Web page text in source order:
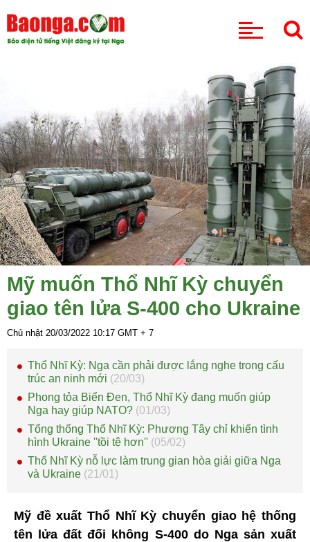
Mỹ muốn Thổ Nhĩ Kỳ chuyển
giao tên lửa S-400 cho Ukraine
Chủ nhật 20/03/2022 10:17 GMT + 7
Thổ Nhĩ Kỳ: Nga cần phải được lắng nghe trong cấu
trúc an ninh mới (20/03)
Phong tỏa Biển Đen, Thổ Nhĩ Kỳ đang muốn giúp
Nga hay giúp NATO? (01/03)
Tổng thống Thổ Nhĩ Kỳ: Phương Tây chỉ khiến tình
hình Ukraine ''tồi tệ hơn'' (05/02)
Thổ Nhĩ Kỳ nỗ lực làm trung gian hòa giải giữa Nga
và Ukraine (21/01)
Mỹ đề xuất Thổ Nhĩ Kỳ chuyển giao hệ thống
tên lửa đất đối không S-400 do Nga sản xuất